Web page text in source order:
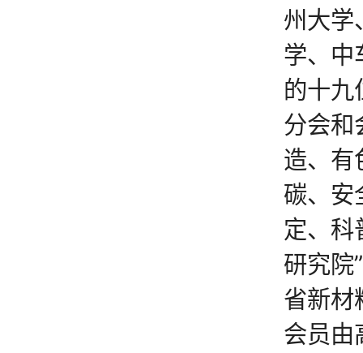
州大学
学、中
的十九
分会和
造、有
碳、安
定、科
研究院
省新材
会员由